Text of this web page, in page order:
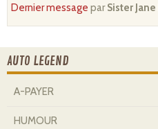
Dernier message parSister Jane
AUTO LEGEND
A-PAYER
HUMOUR